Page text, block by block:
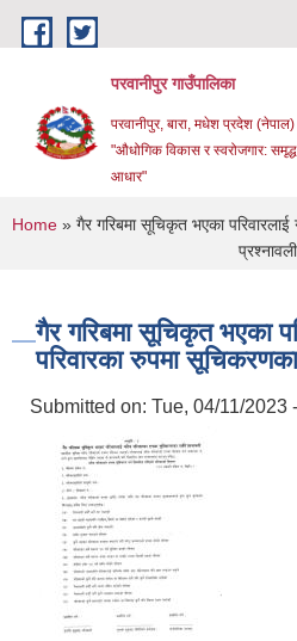
Skip to main content
परवानीपुर गाउँपालिका
परवानीपुर, बारा, मधेश प्रदेश (नेपाल)
"औधोगिक विकास र स्वरोजगार: समृद्ध
आधार"
You are here
Home » गैर गरिबमा सूचिकृत भएका परिवारलाई
प्रश्नावली
गैर गरिबमा सूचिकृत भएका
परिवारका रुपमा
Submitted on: Tue, 04/11/2023